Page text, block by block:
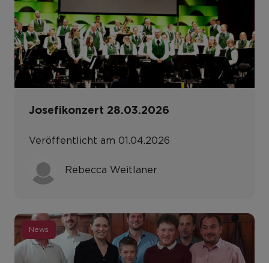
Josefikonzert 28.03.2026
Veröffentlicht am 01.04.2026
Rebecca Weitlaner
News